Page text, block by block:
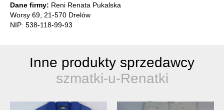
Dane firmy: Reni Renata Pukalska
Worsy 69, 21-570 Drelów
NIP: 538-118-99-93
Inne produkty sprzedawcy
szmatki-u-Renatki